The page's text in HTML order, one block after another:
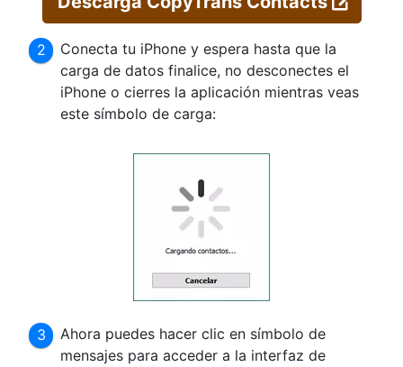
Conecta tu iPhone y espera hasta que la
carga de datos finalice, no desconectes el
iPhone o cierres la aplicación mientras veas
este símbolo de carga:
Ahora puedes hacer clic en símbolo de
mensajes para acceder a la interfaz de